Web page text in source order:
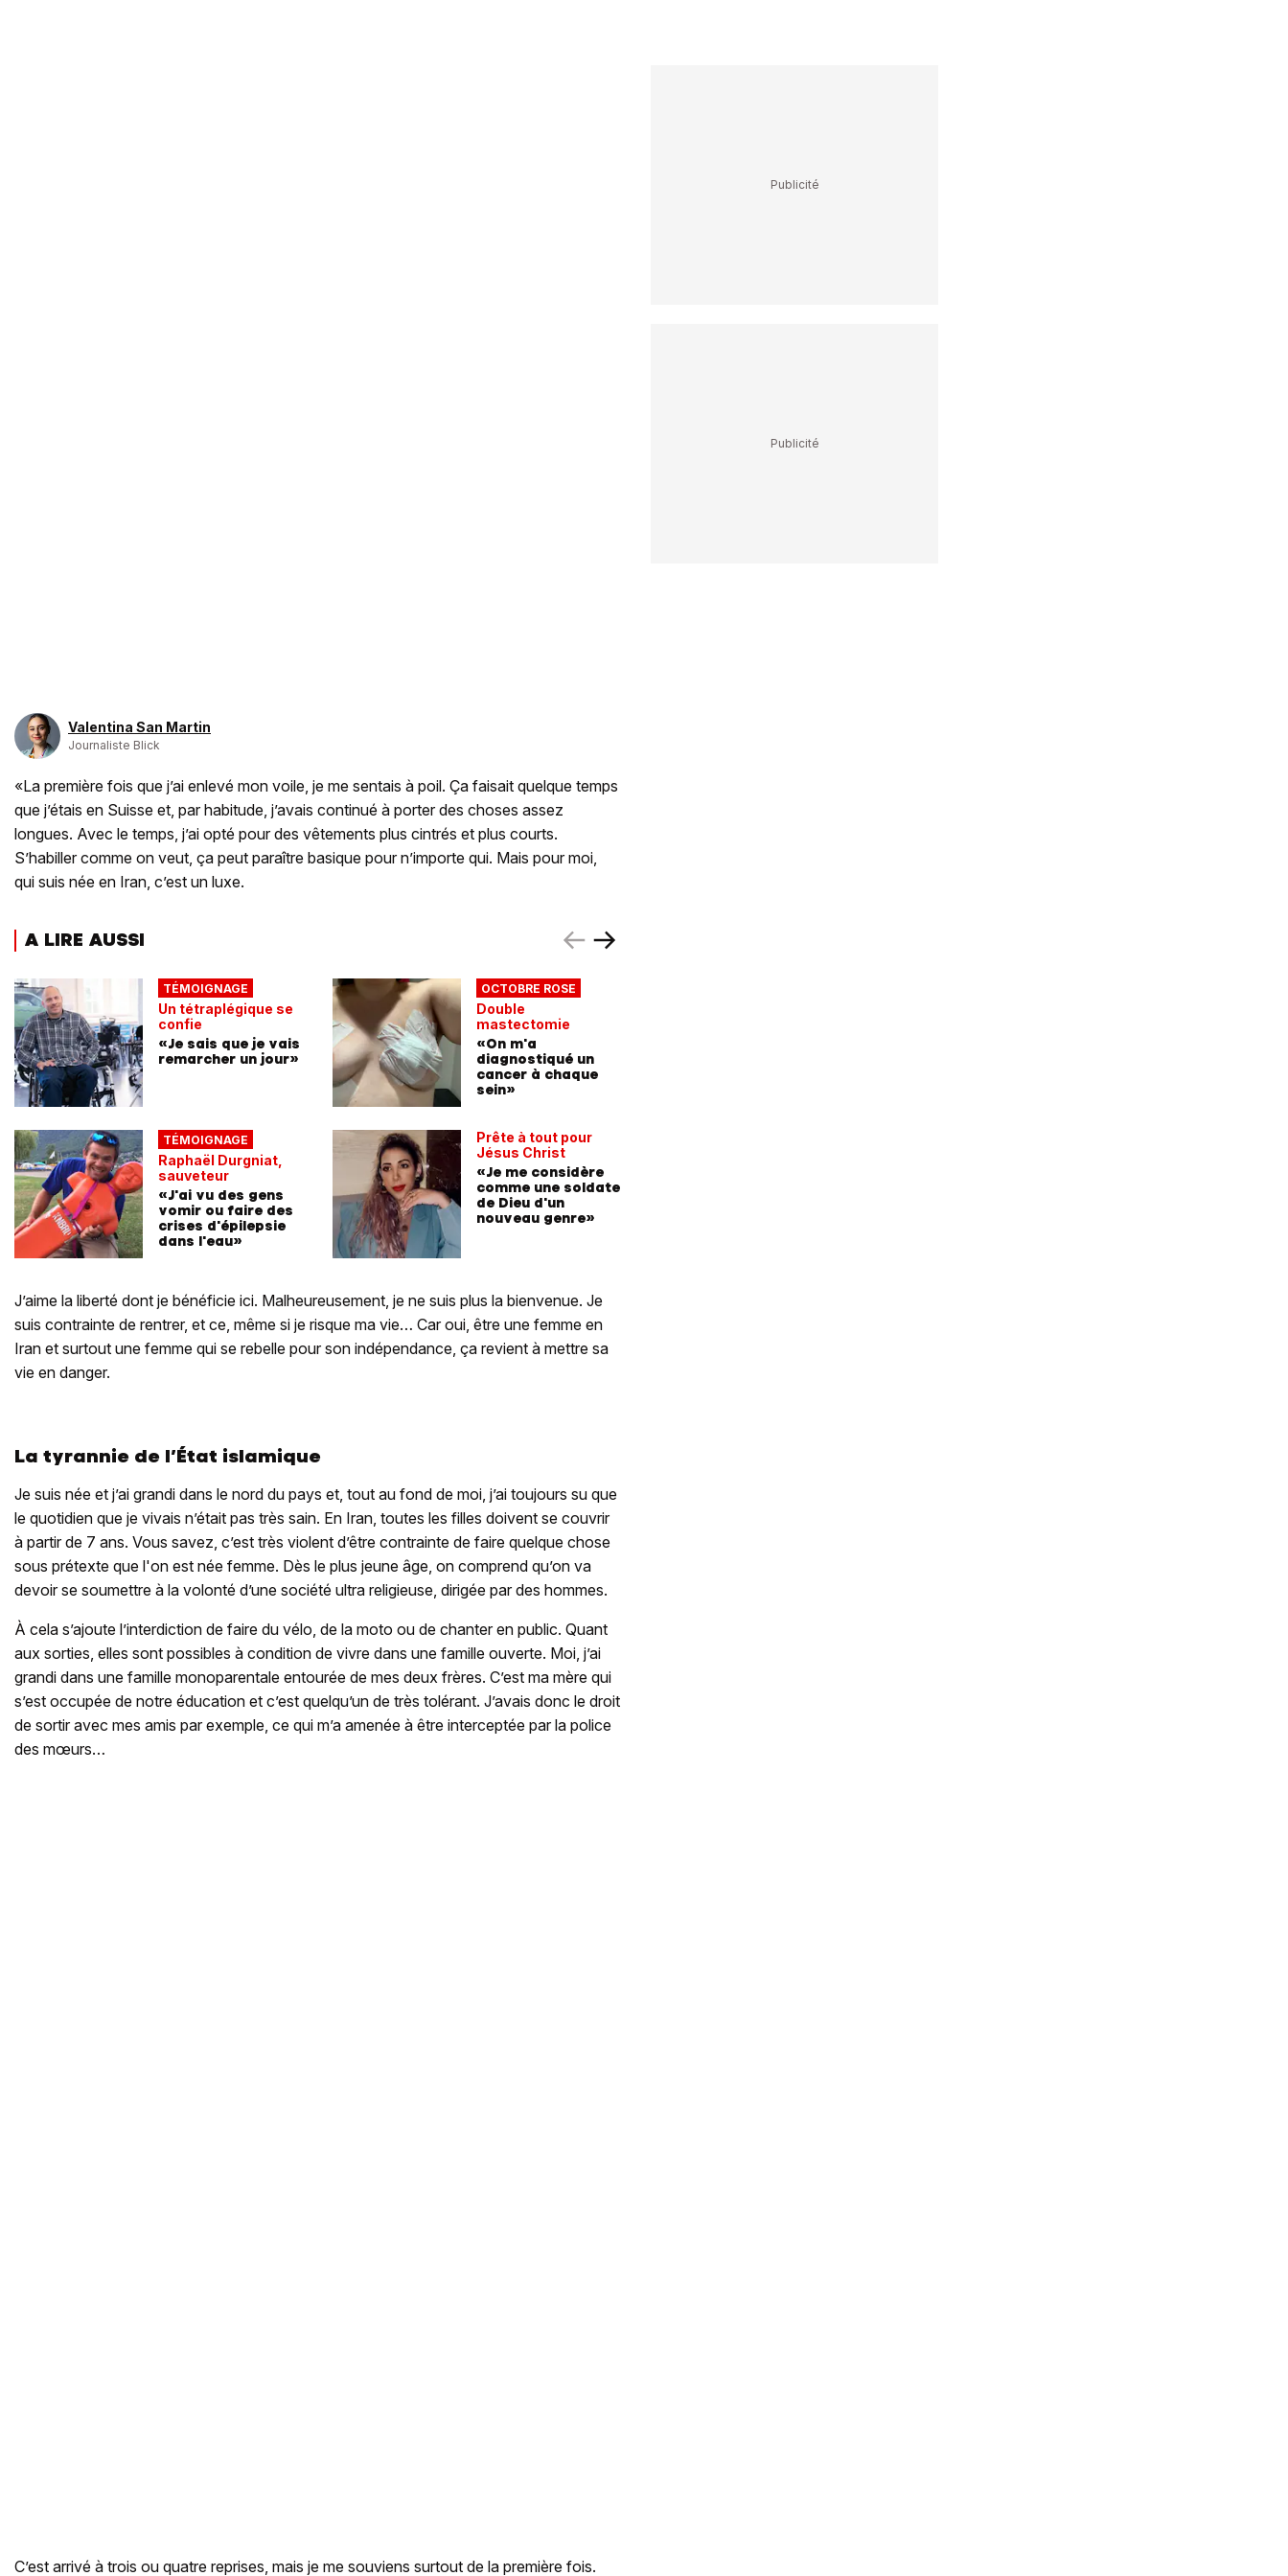
Valentina San Martin
Journaliste Blick
«La première fois que j’ai enlevé mon voile, je me sentais à poil. Ça faisait quelque temps
que j’étais en Suisse et, par habitude, j’avais continué à porter des choses assez
longues. Avec le temps, j’ai opté pour des vêtements plus cintrés et plus courts.
S’habiller comme on veut, ça peut paraître basique pour n’importe qui. Mais pour moi,
qui suis née en Iran, c’est un luxe.
A LIRE AUSSI
TÉMOIGNAGE
Un tétraplégique se
confie
«Je sais que je vais
remarcher un jour»
TÉMOIGNAGE
Raphaël Durgniat,
sauveteur
«J'ai vu des gens
vomir ou faire des
crises d'épilepsie
dans l'eau»
OCTOBRE ROSE
Double
mastectomie
«On m'a
diagnostiqué un
cancer à chaque
sein»
Prête à tout pour
Jésus Christ
«Je me considère
comme une soldate
de Dieu d'un
nouveau genre»
J’aime la liberté dont je bénéficie ici. Malheureusement, je ne suis plus la bienvenue. Je
suis contrainte de rentrer, et ce, même si je risque ma vie… Car oui, être une femme en
Iran et surtout une femme qui se rebelle pour son indépendance, ça revient à mettre sa
vie en danger.
La tyrannie de l’État islamique
Je suis née et j’ai grandi dans le nord du pays et, tout au fond de moi, j’ai toujours su que
le quotidien que je vivais n’était pas très sain. En Iran, toutes les filles doivent se couvrir
à partir de 7 ans. Vous savez, c’est très violent d’être contrainte de faire quelque chose
sous prétexte que l'on est née femme. Dès le plus jeune âge, on comprend qu’on va
devoir se soumettre à la volonté d’une société ultra religieuse, dirigée par des hommes.
À cela s’ajoute l’interdiction de faire du vélo, de la moto ou de chanter en public. Quant
aux sorties, elles sont possibles à condition de vivre dans une famille ouverte. Moi, j’ai
grandi dans une famille monoparentale entourée de mes deux frères. C’est ma mère qui
s’est occupée de notre éducation et c’est quelqu’un de très tolérant. J’avais donc le droit
de sortir avec mes amis par exemple, ce qui m’a amenée à être interceptée par la police
des mœurs…
C’est arrivé à trois ou quatre reprises, mais je me souviens surtout de la première fois.